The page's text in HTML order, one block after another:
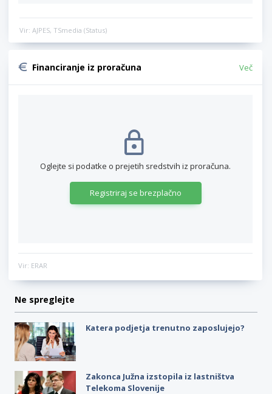
Vir: AJPES, TSmedia (Status)
Financiranje iz proračuna Več
Oglejte si podatke o prejetih sredstvih iz proračuna.
Registriraj se brezplačno
Vir: ERAR
Ne spreglejte
Katera podjetja trenutno zaposlujejo?
Zakonca Južna izstopila iz lastništva
Telekoma Slovenije